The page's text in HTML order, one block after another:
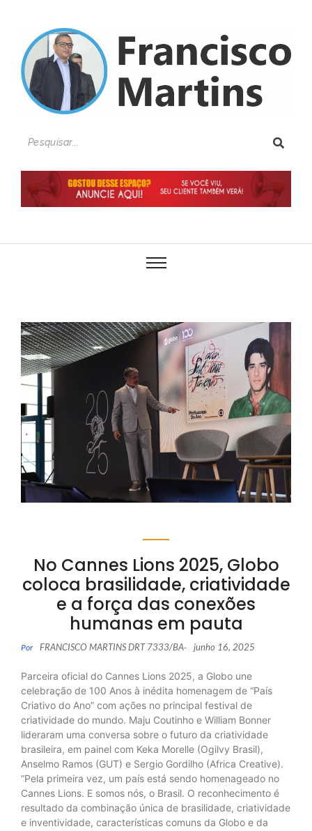
No Cannes Lions 2025, Globo
coloca brasilidade, criatividade
e a força das conexões
humanas em pauta
Por FRANCISCO MARTINS DRT 7333/BA- junho 16, 2025
Parceira oficial do Cannes Lions 2025, a Globo une
celebração de 100 Anos à inédita homenagem de “País
Criativo do Ano” com ações no principal festival de
criatividade do mundo. Maju Coutinho e William Bonner
lideraram uma conversa sobre o futuro da criatividade
brasileira, em painel com Keka Morelle (Ogilvy Brasil),
Anselmo Ramos (GUT) e Sergio Gordilho (Africa Creative).
“Pela primeira vez, um país está sendo homenageado no
Cannes Lions. E somos nós, o Brasil. O reconhecimento é
resultado da combinação única de brasilidade, criatividade
e inventividade, características comuns da Globo e da